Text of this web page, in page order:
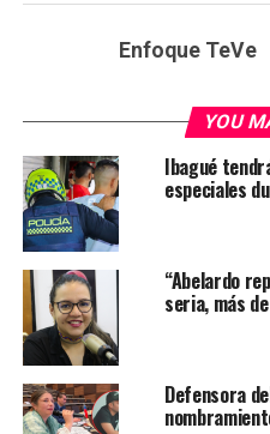
Enfoque TeVe
YOU
Ibagué
especiales
“Abelardo
seria, más
Defensora